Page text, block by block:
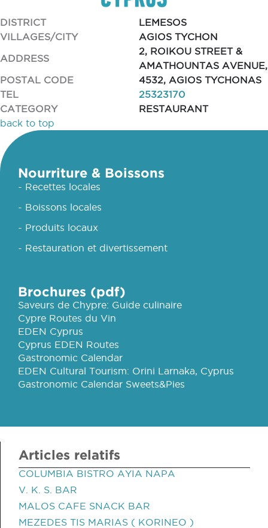
DISTRICT
LEMESOS
VILLAGES/CITY
AGIOS TYCHON
ADDRESS
2, ROIKOU STREET &
AMATHOUNTAS AVENUE,
POSTAL CODE
4532, AGIOS TYCHONAS
TEL
25323170
CATEGORY
RESTAURANT
back to top
Nourriture & Boissons
- Recettes locales
- Boissons locales
- Produits locaux
- Restauration et divertissement
Brochures (pdf)
Saveurs de Chypre: Guide culinaire
Cypre Routes du Vin
EDEN Cyprus
Cyprus EDEN Routes
Gastronomic Calendar
EDEN Cultural Tourism: Orini Larnaka, Cyprus
Gastronomic Calendar Sweets&Pies
Articles relatifs
COLUMBIA BISTRO AYIA NAPA
V. K. S. BAR
MALOS CAFE SNACK BAR
MEZEDES TIS MARIAS ( KORINEO )